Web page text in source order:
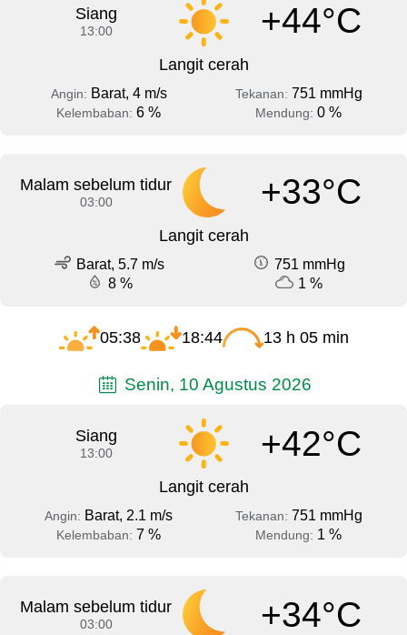
Siang
13:00 +44°C
Langit cerah
Angin: Barat, 4 m/s Tekanan: 751 mmHg
Kelembaban: 6 % Mendung: 0 %
Malam sebelum tidur
03:00 +33°C
Langit cerah
Barat, 5.7 m/s
751 mmHg
8 %
1 %
05:38 18:44 13 h 05 min
Senin, 10 Agustus 2026
Siang
13:00 +42°C
Langit cerah
Angin: Barat, 2.1 m/s Tekanan: 751 mmHg
Kelembaban: 7 % Mendung: 1 %
Malam sebelum tidur
03:00 +34°C